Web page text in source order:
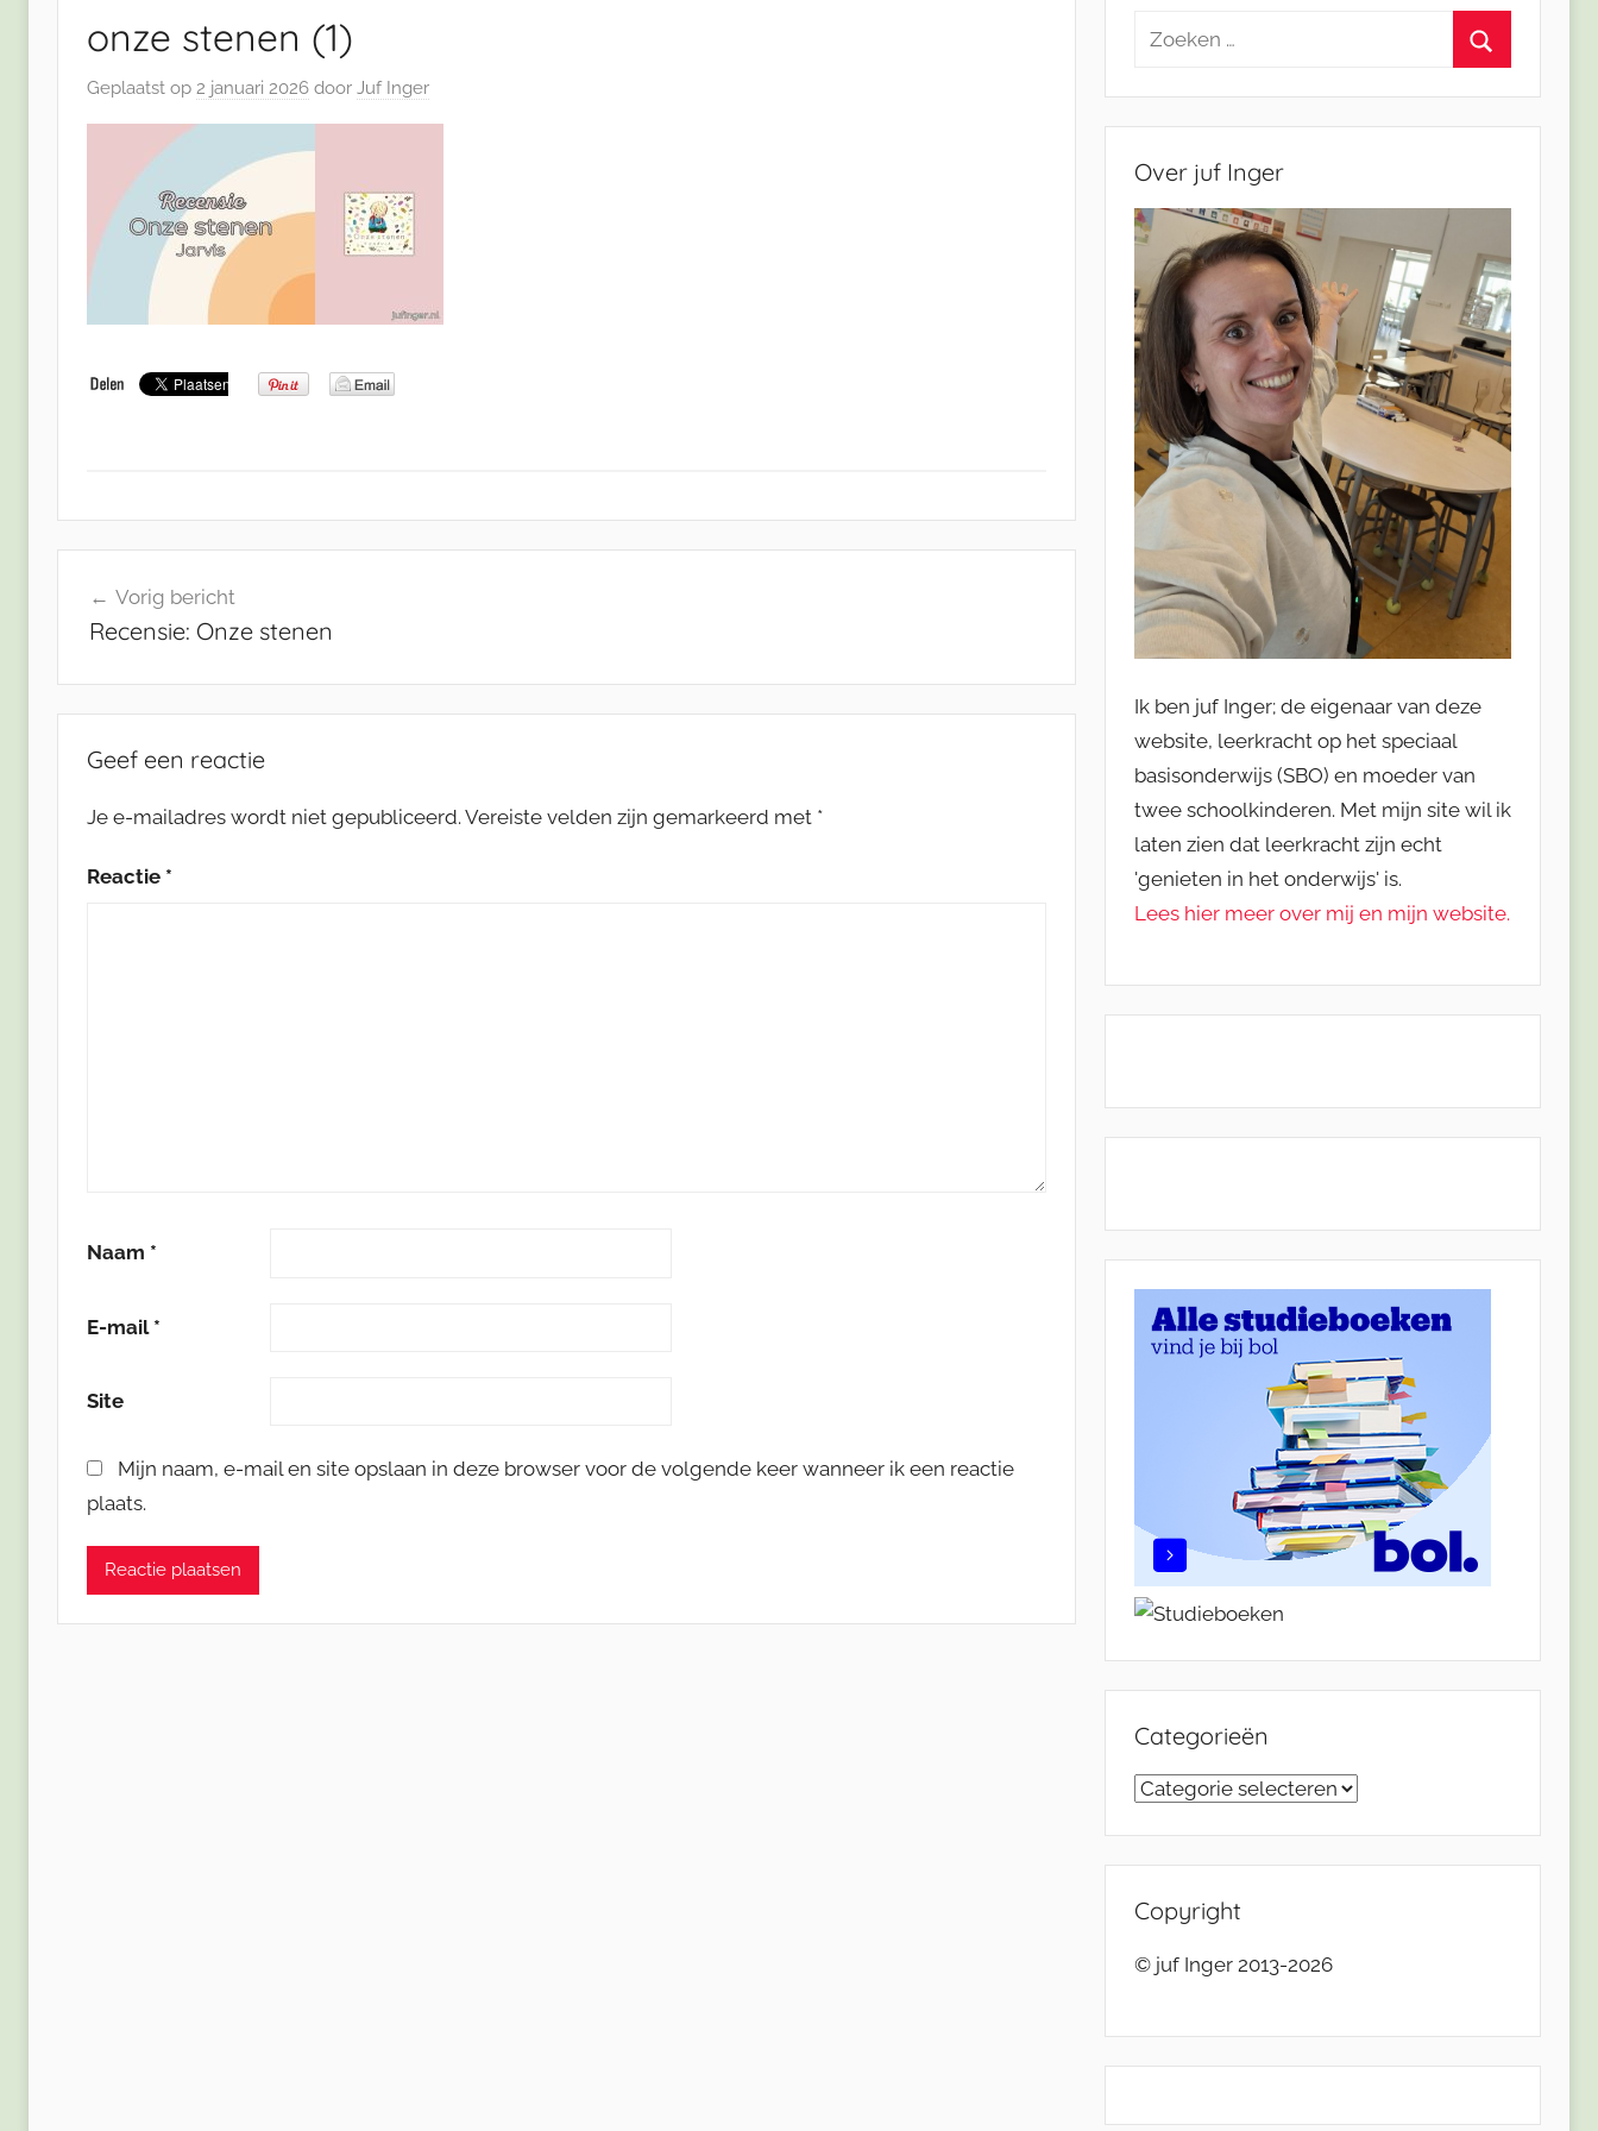
onze stenen (1)
Geplaatst op 2 januari 2026 door Juf Inger
navigatie
Vorig bericht
Recensie: Onze stenen
Geef een reactie
Je e-mailadres wordt niet gepubliceerd. Vereiste velden zijn gemarkeerd met *
Reactie *
Naam *
E-mail *
Site
Mijn naam, e-mail en site opslaan in deze browser voor de volgende keer wanneer ik een reactie
plaats.
Zoeken
Over juf Inger
Ik ben juf Inger; de eigenaar van deze
website, leerkracht op het speciaal
basisonderwijs (SBO) en moeder van
twee schoolkinderen. Met mijn site wil ik
laten zien dat leerkracht zijn echt
'genieten in het onderwijs' is.
Lees hier meer over mij en mijn website.
Categorieën
Categorieën
Copyright
© juf Inger 2013-2026